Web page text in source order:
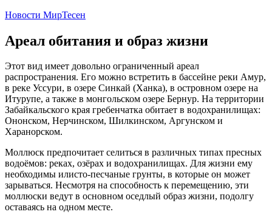
Новости МирТесен
Ареал обитания и образ жизни
Этот вид имеет довольно ограниченный ареал
распространения. Его можно встретить в бассейне реки Амур,
в реке Уссури, в озере Синкай (Ханка), в островном озере на
Итурупе, а также в монгольском озере Бернур. На территории
Забайкальского края гребенчатка обитает в водохранилищах:
Ононском, Нерчинском, Шилкинском, Аргунском и
Харанорском.
Моллюск предпочитает селиться в различных типах пресных
водоёмов: реках, озёрах и водохранилищах. Для жизни ему
необходимы илисто-песчаные грунты, в которые он может
зарываться. Несмотря на способность к перемещению, эти
моллюски ведут в основном оседлый образ жизни, подолгу
оставаясь на одном месте.